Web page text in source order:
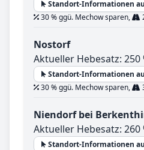
Standort-Informationen
30 % ggü. Mechow sparen,
Nostorf
Aktueller Hebesatz: 250
Standort-Informationen
30 % ggü. Mechow sparen,
Niendorf bei
Aktueller Hebesatz: 260
Standort-Informationen